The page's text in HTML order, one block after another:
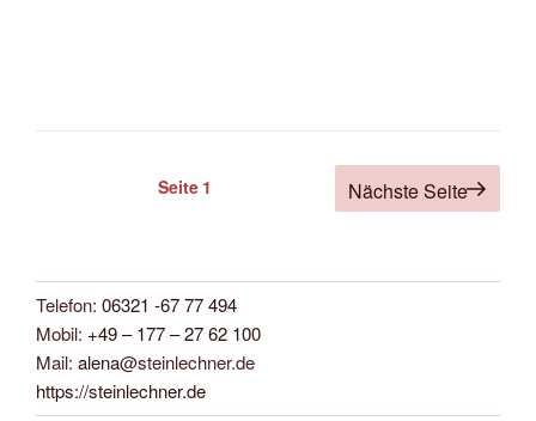
Seitennummerierung
Seite 1 Nächste Seite
Telefon: 06321 -67 77 494
Mobil: +49 – 177 – 27 62 100
Mail: alena@steinlechner.de
https://steinlechner.de